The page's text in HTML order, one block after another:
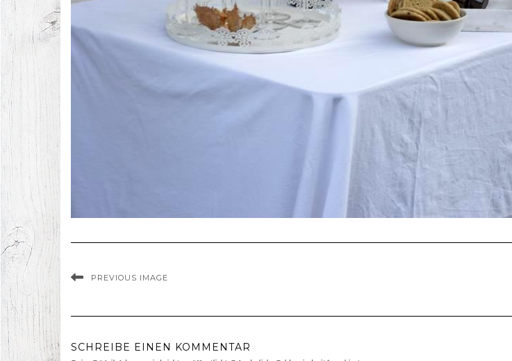
PREVIOUS IMAGE
SCHREIBE EINEN KOMMENTAR